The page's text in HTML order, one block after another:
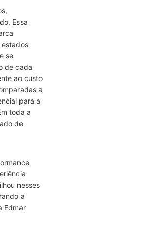
Essa
se
de cada
ao custo
a
para a
toda a
de
nesses
a
Edmar